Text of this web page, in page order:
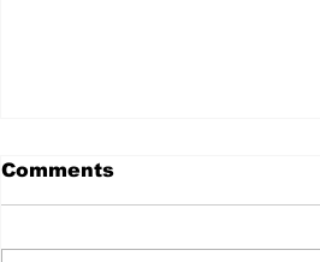
Comments